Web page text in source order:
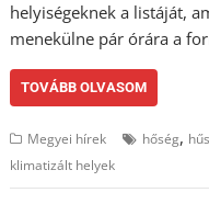
helyiségeknek a listáját,
menekülne pár órára a
TOVÁBB OLVASOM
Megyei hírek hőség,
klimatizált helyek